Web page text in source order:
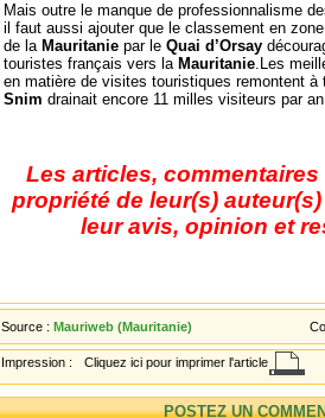
Mais outre le manque de professionnalisme
il faut aussi ajouter que le classement en
de la Mauritanie par le Quai d’Orsay
touristes français vers la Mauritanie.Les
en matière de visites touristiques remontent à
Snim drainait encore 11 milles visiteurs par
Les articles,
propriété de leur(s)
leur avis, opinion et
Source : Mauriweb (Mauritanie)
Impression : Cliquez ici pour imprimer l'article
POSTEZ UN